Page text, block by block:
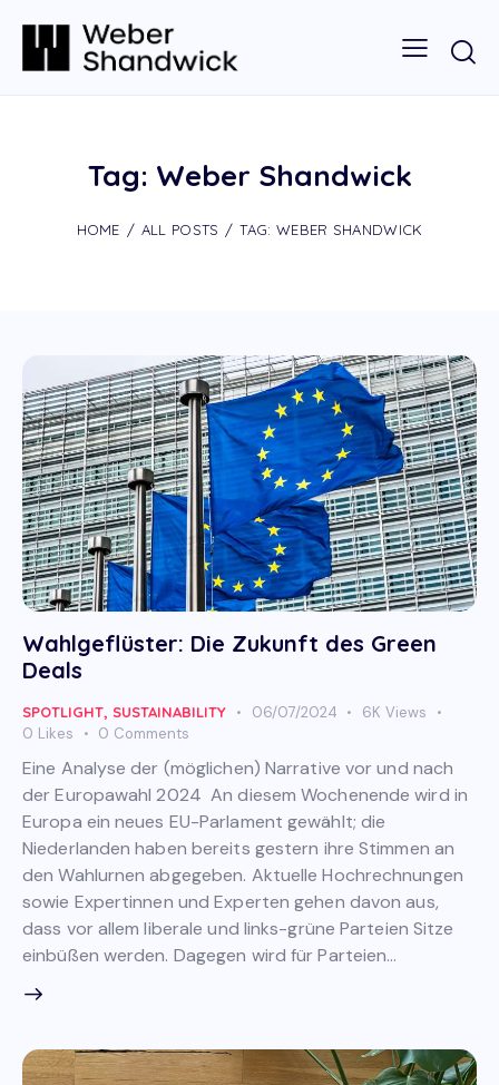
Tag: Weber Shandwick
HOME ALL POSTS TAG: WEBER SHANDWICK
Wahlgeflüster: Die Zukunft des Green
Deals
SPOTLIGHT, SUSTAINABILITY 06/07/2024 6K Views
0 Likes 0 Comments
Eine Analyse der (möglichen) Narrative vor und nach
der Europawahl 2024 An diesem Wochenende wird in
Europa ein neues EU-Parlament gewählt; die
Niederlanden haben bereits gestern ihre Stimmen an
den Wahlurnen abgegeben. Aktuelle Hochrechnungen
sowie Expertinnen und Experten gehen davon aus,
dass vor allem liberale und links-grüne Parteien Sitze
einbüßen werden. Dagegen wird für Parteien…